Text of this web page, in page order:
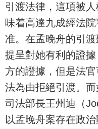
引渡法律，這項被
味着高達九成經法
准。在孟晚舟的引
提呈對她有利的證
方的證據，但是法
法為由拒絕引渡。
司法部長王州迪（
以孟晚舟案存在政